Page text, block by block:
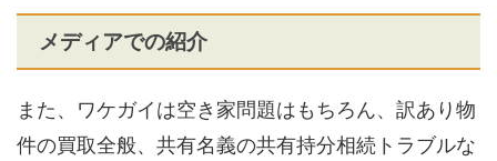
メディアでの紹介
また、ワケガイは空き家問題はもちろん、訳あり物
件の買取全般、共有名義の共有持分相続トラブルな